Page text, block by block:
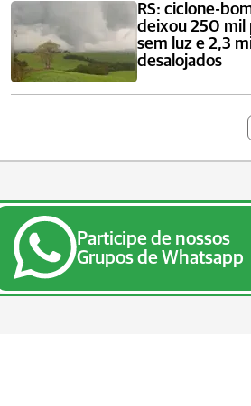
RS: ciclone-
deixou 250 mil
sem luz e 2,3
desalojados
Participe de nossos
Grupos de Whatsapp